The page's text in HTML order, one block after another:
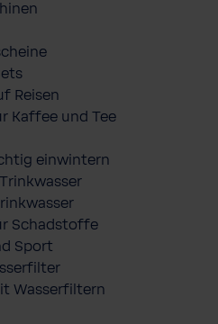
Reisen
Kaffee und Tee
einwintern
Schadstoffe
Sport
Wasserfiltern